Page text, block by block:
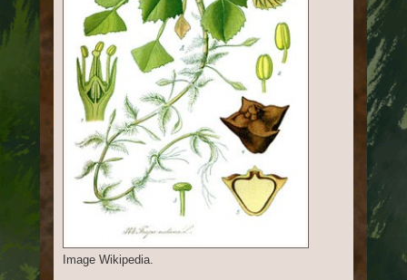
Image Wikipedia.